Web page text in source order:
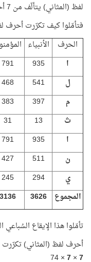
لفظ (المثاني) يتألّف من 7 أحرف..
فتأمّلوا كيف تكرّرت أحرف
الحرف
الأنبياء
ا
935
791
ل
541
468
م
397
383
ث
13
31
ا
935
791
ن
511
427
ي
294
245
المجموع
3626
3136
تأمّلوا هذا الإيقاع
أحرف لفظ (المثاني) تكرّرت في السورة
7
×
7
× 74